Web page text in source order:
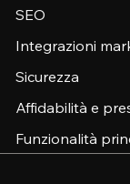
SEO
Integrazioni
Sicurezza
Affidabilità e
Funzionalità